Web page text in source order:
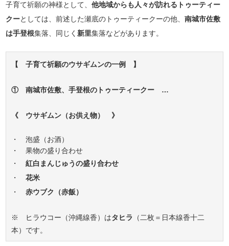
子育て祈願の神様として、他地域からも人々が訪れるトゥーティー
クーとしては、前述した瀬底のトゥーティークーの他、南城市佐敷
は手登根集落、同じく新里集落などがあります。
【 子育て祈願のウサギムンの一例 】
① 南城市佐敷、手登根のトゥーティークー …
《 ウサギムン（お供え物） 》
・ 泡盛（お酒）
・ 果物の盛り合わせ
・紅白まんじゅうの盛り合わせ
・花米
・赤ウブク（赤飯）
※ ヒラウコー（沖縄線香）はタヒラ
（二枚＝日本線香十二
本）です。